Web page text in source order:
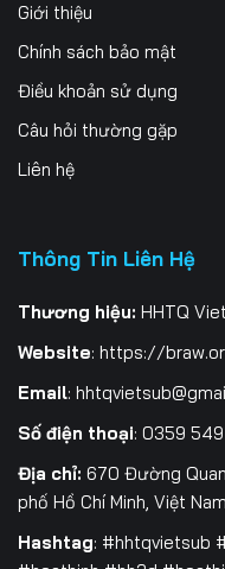
Giới thiệu
Chính sách bảo mật
Điều khoản sử dụng
Câu hỏi thường gặp
Liên hệ
Thông Tin Liên Hệ
Thương hiệu: HHTQ
Website: https://
Email:
Số điện thoại: 0359
Địa chỉ: 670 Đường
phố Hồ Chí Minh, Việt Nam
Hashtag: #hhtqvietsub